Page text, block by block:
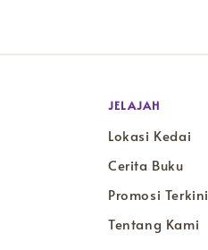
JELAJAH
Lokasi Kedai
Cerita Buku
Promosi Terkini
Tentang Kami